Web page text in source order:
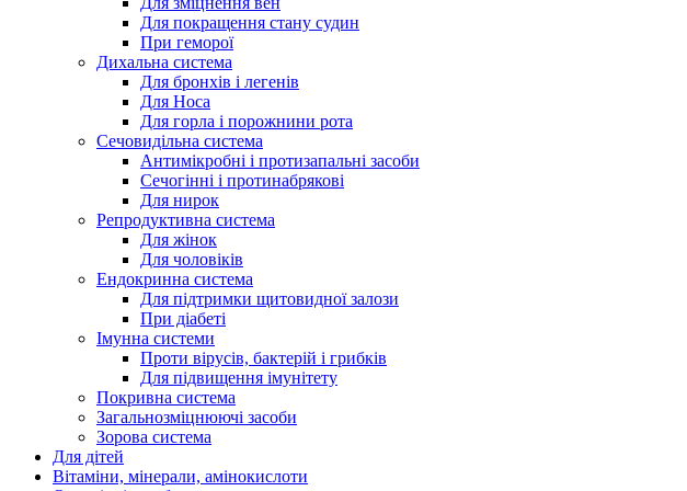
Для покращення стану судин
При геморої
Дихальна система
Для бронхів і легенів
Для Носа
Для горла і порожнини рота
Сечовидільна система
Антимікробні і протизапальні засоби
Сечогінні і протинабрякові
Для нирок
Репродуктивна система
Для жінок
Для чоловіків
Ендокринна система
Для підтримки щитовидної залози
При діабеті
Імунна системи
Проти вірусів, бактерій і грибків
Для підвищення імунітету
Покривна система
Загальнозміцнюючі засоби
Зорова система
Для дітей
Вітаміни, мінерали, амінокислоти